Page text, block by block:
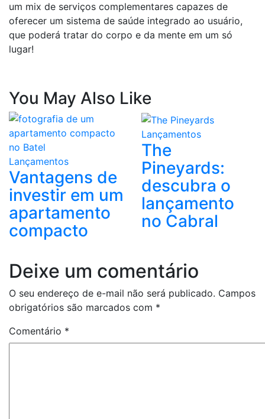
um mix de serviços complementares capazes de
oferecer um sistema de saúde integrado ao usuário,
que poderá tratar do corpo e da mente em um só
lugar!
You May Also Like
Lançamentos
Vantagens de
investir em um
apartamento
compacto
Lançamentos
The
Pineyards:
descubra o
lançamento
no Cabral
Deixe um comentário
O seu endereço de e-mail não será publicado. Campos
obrigatórios são marcados com *
Comentário *